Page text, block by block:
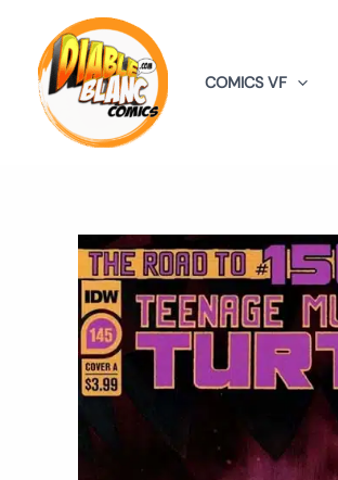
contenu
COMICS VF